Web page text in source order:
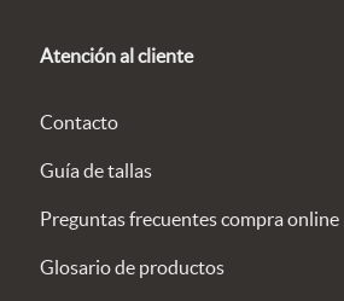
Atención al cliente
Contacto
Guía de tallas
Preguntas frecuentes compra online
Glosario de productos